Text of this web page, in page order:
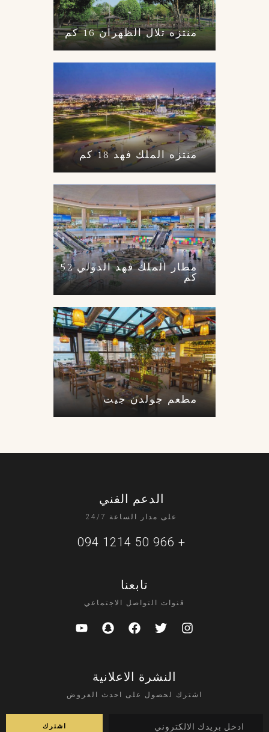
منتزه تلال الظهران 16 كم
منتزه الملك فهد 18 كم
مطار الملك فهد الدولي 52
كم
مطعم جولدن جيت
الدعم الفني
على مدار الساعة 24/7
+ 966 50 1214 094
تابعنا
قنوات التواصل الاجتماعي
النشرة الاعلانية
اشترك لحصول على احدث العروض